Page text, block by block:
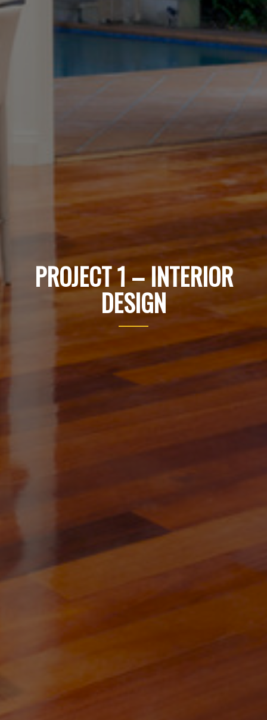
PROJECT 1 – INTERIOR
DESIGN